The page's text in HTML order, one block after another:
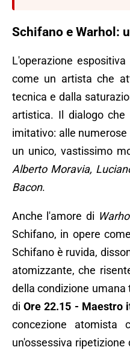
Schifano e Warhol:
L'operazione
come un artista che
tecnica e dalla
artistica. Il dialogo
imitativo: alle
un unico, vastissimo
Alberto Moravia,
Bacon.
Anche l'amore di
Schifano, in opere
Schifano è ruvida,
atomizzante, che
della condizione umana
diOre 22.15 - Maestro
concezione atomista
un'ossessiva